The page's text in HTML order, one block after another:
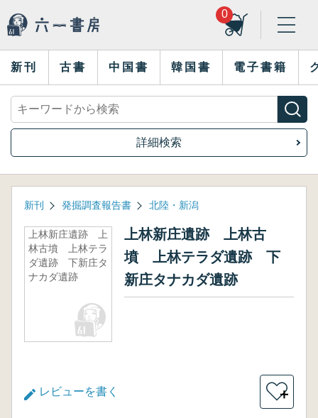
0
新刊 古書 中国書 韓国書 電子書籍
詳細検索
新刊 発掘調査報告書 北陸・新潟
上林新庄遺跡 上
林古墳 上林テラ
ダ遺跡 下新庄タ
ナカダ遺跡
上林新庄遺跡 上林古
墳 上林テラダ遺跡 下
新庄タナカダ遺跡
レビューを書く ＋